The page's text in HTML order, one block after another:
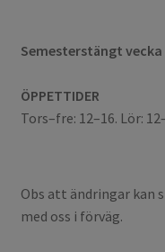
Semesterstängt vecka
ÖPPETTIDER
Tors–fre: 12–16. Lör:
Obs att ändringar kan
med oss i förväg.